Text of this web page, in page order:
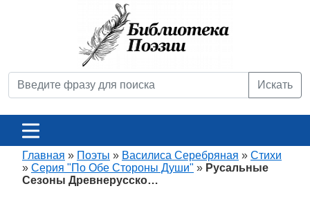
Искать
Главная » Поэты » Василиса Серебряная » Стихи
» Серия "По Обе Стороны Души" » Русальные
Сезоны Древнерусско…